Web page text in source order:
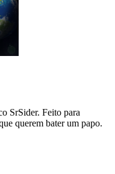
SrSider. Feito para
querem bater um papo.